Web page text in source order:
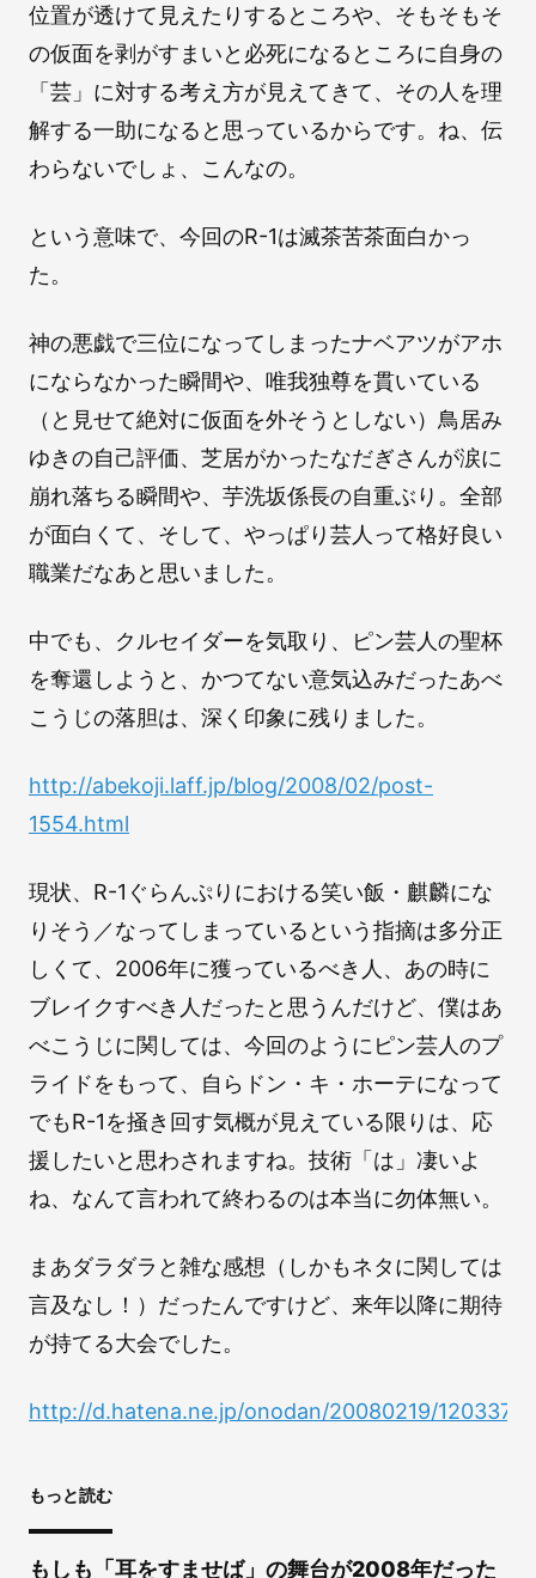
位置が透けて見えたりするところや、そもそもそ
の仮面を剥がすまいと必死になるところに自身の
「芸」に対する考え方が見えてきて、その人を理
解する一助になると思っているからです。ね、伝
わらないでしょ、こんなの。
という意味で、今回のR-1は滅茶苦茶面白かっ
た。
神の悪戯で三位になってしまったナベアツがアホ
にならなかった瞬間や、唯我独尊を貫いている
（と見せて絶対に仮面を外そうとしない）鳥居み
ゆきの自己評価、芝居がかったなだぎさんが涙に
崩れ落ちる瞬間や、芋洗坂係長の自重ぶり。全部
が面白くて、そして、やっぱり芸人って格好良い
職業だなあと思いました。
中でも、クルセイダーを気取り、ピン芸人の聖杯
を奪還しようと、かつてない意気込みだったあべ
こうじの落胆は、深く印象に残りました。
http://abekoji.laff.jp/blog/2008/02/post-
1554.html
現状、R-1ぐらんぷりにおける笑い飯・麒麟にな
りそう／なってしまっているという指摘は多分正
しくて、2006年に獲っているべき人、あの時に
ブレイクすべき人だったと思うんだけど、僕はあ
べこうじに関しては、今回のようにピン芸人のプ
ライドをもって、自らドン・キ・ホーテになって
でもR-1を掻き回す気概が見えている限りは、応
援したいと思わされますね。技術「は」凄いよ
ね、なんて言われて終わるのは本当に勿体無い。
まあダラダラと雑な感想（しかもネタに関しては
言及なし！）だったんですけど、来年以降に期待
が持てる大会でした。
http://d.hatena.ne.jp/onodan/20080219/
もっと読む
もしも「耳をすませば」の舞台が2008年だった